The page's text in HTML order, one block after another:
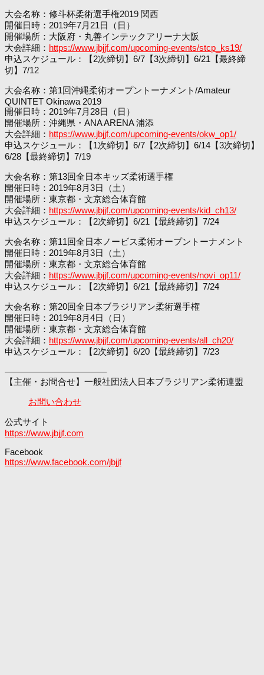
大会名称：修斗杯柔術選手権2019 関西
開催日時：2019年7月21日（日）
開催場所：大阪府・丸善インテックアリーナ大阪
大会詳細： https://www.jbjjf.com/upcoming-events/stcp_ks19/
申込スケジュール：【2次締切】6/7【3次締切】6/21【最終締
切】7/12
大会名称：第1回沖縄柔術オープントーナメント/Amateur
QUINTET Okinawa 2019
開催日時：2019年7月28日（日）
開催場所：沖縄県・ANA ARENA 浦添
大会詳細： https://www.jbjjf.com/upcoming-events/okw_op1/
申込スケジュール：【1次締切】6/7【2次締切】6/14【3次締切】
6/28【最終締切】7/19
大会名称：第13回全日本キッズ柔術選手権
開催日時：2019年8月3日（土）
開催場所：東京都・文京総合体育館
大会詳細： https://www.jbjjf.com/upcoming-events/kid_ch13/
申込スケジュール：【2次締切】6/21【最終締切】7/24
大会名称：第11回全日本ノービス柔術オープントーナメント
開催日時：2019年8月3日（土）
開催場所：東京都・文京総合体育館
大会詳細： https://www.jbjjf.com/upcoming-events/novi_op11/
申込スケジュール：【2次締切】6/21【最終締切】7/24
大会名称：第20回全日本ブラジリアン柔術選手権
開催日時：2019年8月4日（日）
開催場所：東京都・文京総合体育館
大会詳細： https://www.jbjjf.com/upcoming-events/all_ch20/
申込スケジュール：【2次締切】6/20【最終締切】7/23
———————————–
【主催・お問合せ】一般社団法人日本ブラジリアン柔術連盟
お問い合わせ
公式サイト
https://www.jbjjf.com
Facebook
https://www.facebook.com/jbjjf